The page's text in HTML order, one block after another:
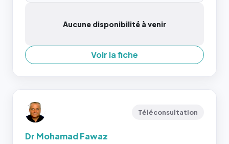
Aucune disponibilité à venir
Voir la fiche
Téléconsultation
Dr Mohamad Fawaz